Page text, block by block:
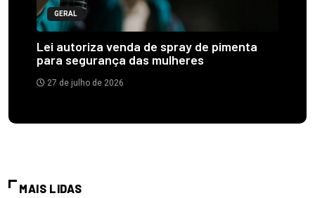
GERAL
Lei autoriza venda de spray de pimenta
para segurança das mulheres
27 de julho de 2026
MAIS LIDAS